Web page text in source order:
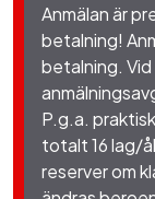
Anmälan är
betalning!
betalning.
P.g.a.
totalt 16 lag/
reserver om